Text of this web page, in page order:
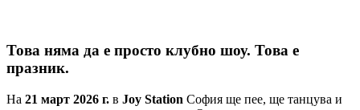
Това няма да е просто клубно шоу. Това е
празник.
На 21 март 2026 г. в Joy Station София ще пее, ще танцува и